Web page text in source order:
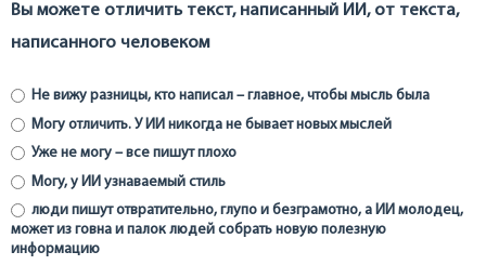
Вы можете отличить текст, написанный ИИ, от текста,
написанного человеком
Не вижу разницы, кто написал – главное, чтобы мысль была
Могу отличить. У ИИ никогда не бывает новых мыслей
Уже не могу – все пишут плохо
Могу, у ИИ узнаваемый стиль
люди пишут отвратительно, глупо и безграмотно, а ИИ молодец,
может из говна и палок людей собрать новую полезную
информацию